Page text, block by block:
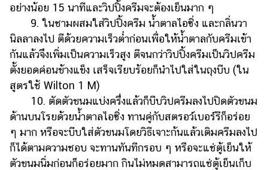
อย่างน้อย 15 นาทีและวิปปิ้งครีมจะต้องเย็นมาก ๆ
9. ในชามผสมใส่วิปปิ้งครีม น้ำตาลไอซิ่ง และกลิ่นวา
นิลลาลงไป ตีด้วยความเร็วต่ำก่อนเพื่อให้น้ำตาลกับครีมเข้า
กันแล้วจึงเพิ่มเป็นความเร็วสูง ตีจนกว่าวิปปิ้งครีมเป็นวิปครีม
ตั้งยอดค่อนข้างแข็ง เสร็จเรียบร้อยก็นำไปใส่ในถุงบีบ (ใน
สูตรใช้ Wilton 1 M)
10. ตัดตัวขนมแบ่งครึ่งแล้วก็บีบวิปครีมลงไปปิดตัวขนม
ด้านบนโรยด้วยน้ำตาลไอซิ่ง ทานคู่กับสตรอว์เบอร์รีก็อร่อย
ๆ มาก หรือจะบีบใส่ตัวขนมโดยวิธีเจาะก้นแล้วเติมครีมลงไป
ก็ได้ตามความชอบ จะทานทันทีกรอบ ๆ หรือจะแช่ตู้เย็นให้
ตัวขนมนิ่มก่อนก็อร่อยมาก กินไม่หมดสามารถแช่ตู้เย็นเก็บ